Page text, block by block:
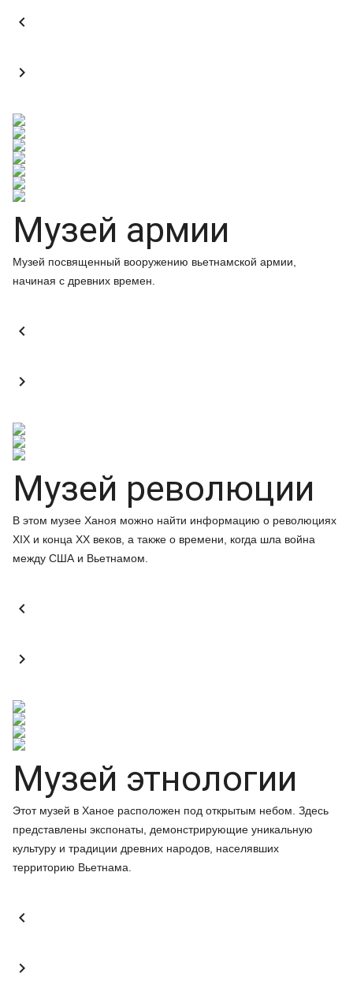


Музей армии
Музей посвященный вооружению вьетнамской армии,
начиная с древних времен.


Музей революции
В этом музее Ханоя можно найти информацию о революциях
XIX и конца XX веков, а также о времени, когда шла война
между США и Вьетнамом.


Музей этнологии
Этот музей в Ханое расположен под открытым небом. Здесь
представлены экспонаты, демонстрирующие уникальную
культуру и традиции древних народов, населявших
территорию Вьетнама.

